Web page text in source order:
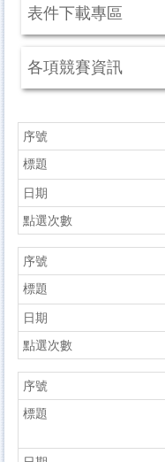
表件下載專區
各項競賽資訊